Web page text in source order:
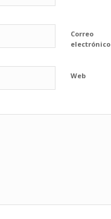
Correo
electrónico
Web